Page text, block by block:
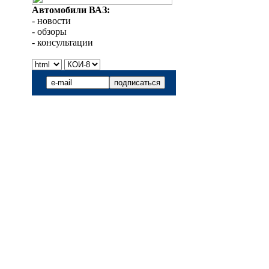
Автомобили ВАЗ:
- новости
- обзоры
- консультации